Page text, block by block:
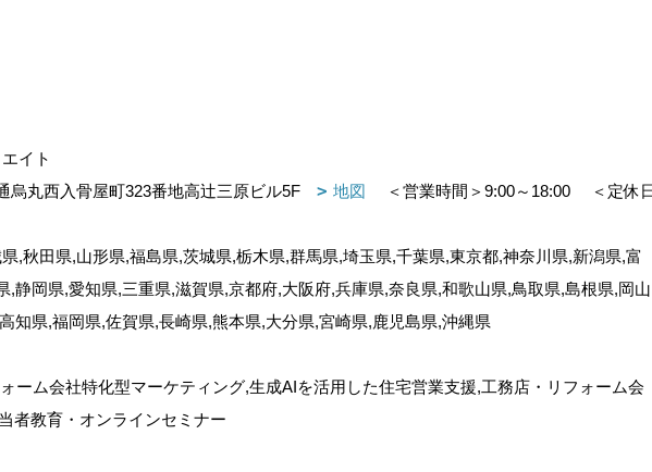
イト
烏丸西入骨屋町323番地高辻三原ビル5F 地図 ＜営業時間＞9:00～18:00
＜定休
,秋田県,山形県,福島県,茨城県,栃木県,群馬県,埼玉県,千葉県,東京都,神奈川県,新潟県,富
,静岡県,愛知県,三重県,滋賀県,京都府,大阪府,兵庫県,奈良県,和歌山県,鳥取県,島根県,岡山
知県,福岡県,佐賀県,長崎県,熊本県,大分県,宮崎県,鹿児島県,沖縄県
ーム会社特化型マーケティング,生成AIを活用した住宅営業支援,工務店・リフォーム会
者教育・オンラインセミナー